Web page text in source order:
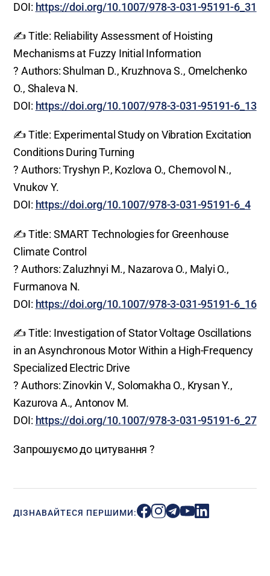
DOI: https://doi.org/10.1007/978-3-031-95191-6_31
✍️ Title: Reliability Assessment of Hoisting
Mechanisms at Fuzzy Initial Information
? Authors: Shulman D., Kruzhnova S., Omelchenko
O., Shaleva N.
DOI: https://doi.org/10.1007/978-3-031-95191-6_13
✍️ Title: Experimental Study on Vibration Excitation
Conditions During Turning
? Authors: Tryshyn P., Kozlova O., Chernovol N.,
Vnukov Y.
DOI: https://doi.org/10.1007/978-3-031-95191-6_4
✍️ Title: SMART Technologies for Greenhouse
Climate Control
? Authors: Zaluzhnyi M., Nazarova O., Malyi O.,
Furmanova N.
DOI: https://doi.org/10.1007/978-3-031-95191-6_16
✍️ Title: Investigation of Stator Voltage Oscillations
in an Asynchronous Motor Within a High-Frequency
Specialized Electric Drive
? Authors: Zinovkin V., Solomakha O., Krysan Y.,
Kazurova A., Antonov M.
DOI: https://doi.org/10.1007/978-3-031-95191-6_27
Запрошуємо до цитування ?
ДІЗНАВАЙТЕСЯ ПЕРШИМИ: